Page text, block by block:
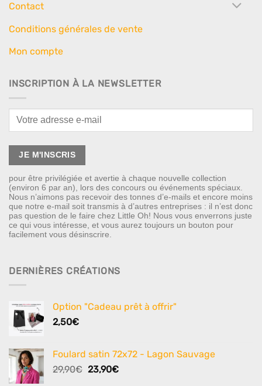
Contact
Conditions générales de vente
Mon compte
INSCRIPTION À LA NEWSLETTER
pour être privilégiée et avertie à chaque nouvelle collection
(environ 6 par an), lors des concours ou événements spéciaux.
Nous n’aimons pas recevoir des tonnes d’e-mails et encore moins
que notre e-mail soit transmis à d’autres entreprises : il n’est donc
pas question de le faire chez Little Oh! Nous vous enverrons juste
ce qui vous intéresse, et vous aurez toujours un bouton pour
facilement vous désinscrire.
DERNIÈRES CRÉATIONS
Option "Cadeau prêt à offrir"
2,50€
Foulard satin 72x72 - Lagon Sauvage
29,90€ Le
23,90€Le